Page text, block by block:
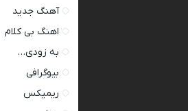
آهنگ جدید
اهنگ بی کلام
به زودی…
بیوگرافی
ریمیکس